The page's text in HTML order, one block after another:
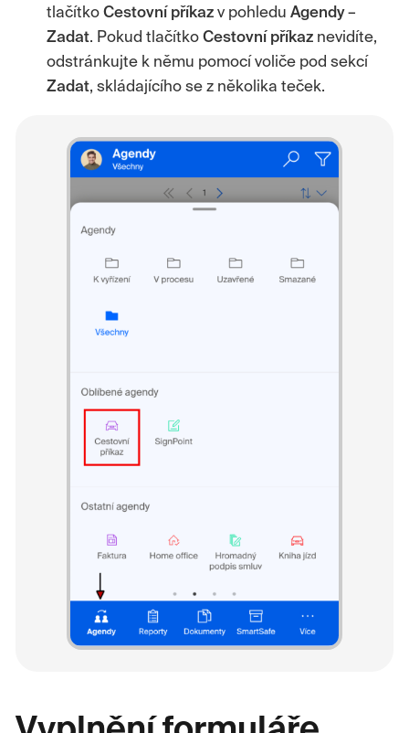
tlačítko Cestovní příkaz v pohledu Agendy–
Zadat. Pokud tlačítko Cestovní příkaz nevidíte,
odstránkujte k němu pomocí voliče pod sekcí
Zadat, skládajícího se z několika teček.